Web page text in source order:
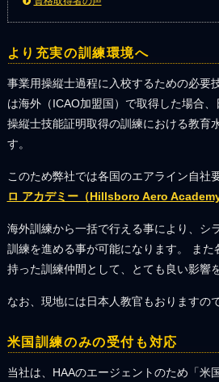
より充実の訓練環境へ
事業用操縦士過程に入校するための必要
は海外（ICAO加盟国）で取得した場合
操縦士技能証明取得の訓練における教育
す。
このため弊社では各国のエアライン自社
ロ アカデミー（Hillsboro Aero Academy
海外訓練から一括で行える事により、シ
訓練を進める事が可能になります。 ま
持った訓練仲間として、とても良い影響
なお、現地には日本人教官もおりますの
米国訓練のみの受付も対応
当社は、HAAのエージェントのため「米